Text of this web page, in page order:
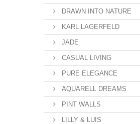
DRAWN INTO NATURE
KARL LAGERFELD
JADE
CASUAL LIVING
PURE ELEGANCE
AQUARELL DREAMS
PINT WALLS
LILLY & LUIS